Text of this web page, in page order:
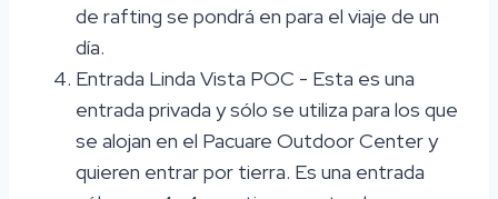
de rafting se pondrá en para el viaje de un
día.
Entrada Linda Vista POC - Esta es una
entrada privada y sólo se utiliza para los que
se alojan en el Pacuare Outdoor Center y
quieren entrar por tierra. Es una entrada